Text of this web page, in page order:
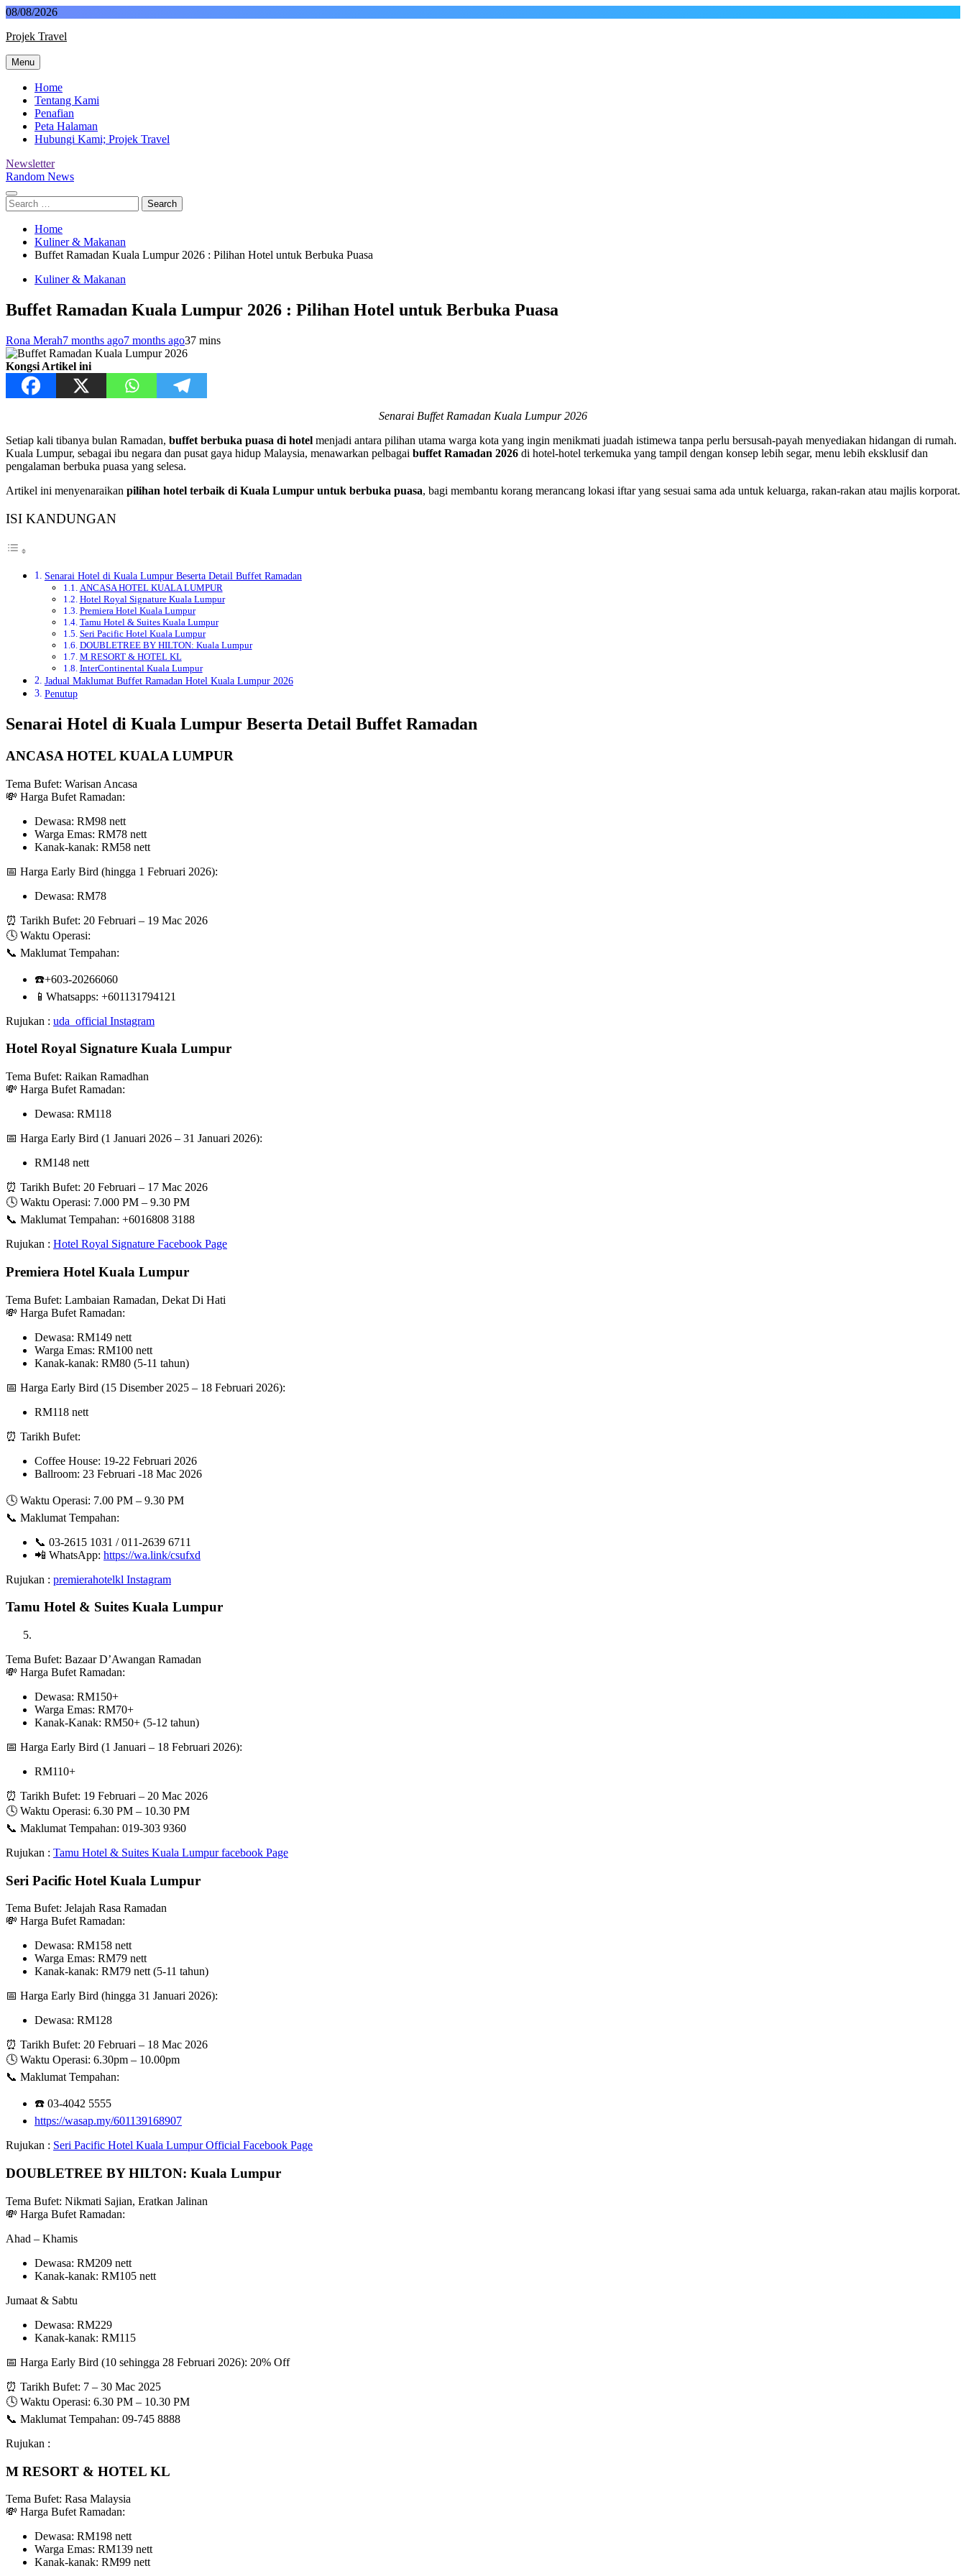
Skip
content
08/08/2026
Projek Travel
Malaysia Travel Portal
Menu
Home
Tentang Kami
Penafian
Peta Halaman
Hubungi Kami; Projek Travel
Newsletter
Random News
Search
for:
Home
Kuliner & Makanan
Buffet Ramadan Kuala Lumpur 2026 : Pilihan Hotel untuk Berbuka Puasa
Kuliner & Makanan
Buffet Ramadan Kuala Lumpur 2026 : Pilihan Hotel untuk Berbuka Puasa
Rona Merah7 months ago7 months ago37 mins
Kongsi Artikel ini
Senarai Buffet Ramadan Kuala Lumpur 2026
Setiap kali tibanya bulan Ramadan, buffet berbuka puasa di hotel menjadi antara pilihan utama warga kota yang ingin menikmati juadah istimewa tanpa perlu bersusah-payah menyediakan hidangan di rumah.
Kuala Lumpur, sebagai ibu negara dan pusat gaya hidup Malaysia, menawarkan pelbagai buffet Ramadan 2026 di hotel-hotel terkemuka yang tampil dengan konsep lebih segar, menu lebih eksklusif dan
pengalaman berbuka puasa yang selesa.
Artikel ini menyenaraikan pilihan hotel terbaik di Kuala Lumpur untuk berbuka puasa, bagi membantu korang merancang lokasi iftar yang sesuai sama ada untuk keluarga, rakan-rakan atau majlis korporat.
ISI KANDUNGAN
Senarai Hotel di Kuala Lumpur Beserta Detail Buffet Ramadan
ANCASA HOTEL KUALA LUMPUR
Hotel Royal Signature Kuala Lumpur
Premiera Hotel Kuala Lumpur
Tamu Hotel & Suites Kuala Lumpur
Seri Pacific Hotel Kuala Lumpur
DOUBLETREE BY HILTON: Kuala Lumpur
M RESORT & HOTEL KL
InterContinental Kuala Lumpur
Jadual Maklumat Buffet Ramadan Hotel Kuala Lumpur 2026
Penutup
Senarai Hotel di Kuala Lumpur Beserta Detail Buffet Ramadan
ANCASA HOTEL KUALA LUMPUR
Tema Bufet: Warisan Ancasa
💸 Harga Bufet Ramadan:
Dewasa: RM98 nett
Warga Emas: RM78 nett
Kanak-kanak: RM58 nett
📅 Harga Early Bird (hingga 1 Februari 2026):
Dewasa: RM78
⏰ Tarikh Bufet: 20 Februari – 19 Mac 2026
🕓 Waktu Operasi:
📞 Maklumat Tempahan:
☎️+603-20266060
📱Whatsapps: +601131794121
Rujukan : uda_official Instagram
Hotel Royal Signature Kuala Lumpur
Tema Bufet: Raikan Ramadhan
💸 Harga Bufet Ramadan:
Dewasa: RM118
📅 Harga Early Bird (1 Januari 2026 – 31 Januari 2026):
RM148 nett
⏰ Tarikh Bufet: 20 Februari – 17 Mac 2026
🕓 Waktu Operasi: 7.000 PM – 9.30 PM
📞 Maklumat Tempahan: +6016808 3188
Rujukan : Hotel Royal Signature Facebook Page
Premiera Hotel Kuala Lumpur
Tema Bufet: Lambaian Ramadan, Dekat Di Hati
💸 Harga Bufet Ramadan:
Dewasa: RM149 nett
Warga Emas: RM100 nett
Kanak-kanak: RM80 (5-11 tahun)
📅 Harga Early Bird (15 Disember 2025 – 18 Februari 2026):
RM118 nett
⏰ Tarikh Bufet:
Coffee House: 19-22 Februari 2026
Ballroom: 23 Februari -18 Mac 2026
🕓 Waktu Operasi: 7.00 PM – 9.30 PM
📞 Maklumat Tempahan:
📞 03-2615 1031 / 011-2639 6711
📲 WhatsApp: https://wa.link/csufxd
Rujukan : premierahotelkl Instagram
Tamu Hotel & Suites Kuala Lumpur
Tema Bufet: Bazaar D’Awangan Ramadan
💸 Harga Bufet Ramadan:
Dewasa: RM150+
Warga Emas: RM70+
Kanak-Kanak: RM50+ (5-12 tahun)
📅 Harga Early Bird (1 Januari – 18 Februari 2026):
RM110+
⏰ Tarikh Bufet: 19 Februari – 20 Mac 2026
🕓 Waktu Operasi: 6.30 PM – 10.30 PM
📞 Maklumat Tempahan: 019-303 9360
Rujukan : Tamu Hotel & Suites Kuala Lumpur facebook Page
Seri Pacific Hotel Kuala Lumpur
Tema Bufet: Jelajah Rasa Ramadan
💸 Harga Bufet Ramadan:
Dewasa: RM158 nett
Warga Emas: RM79 nett
Kanak-kanak: RM79 nett (5-11 tahun)
📅 Harga Early Bird (hingga 31 Januari 2026):
Dewasa: RM128
⏰ Tarikh Bufet: 20 Februari – 18 Mac 2026
🕓 Waktu Operasi: 6.30pm – 10.00pm
📞 Maklumat Tempahan:
☎️ 03-4042 5555
https://wasap.my/601139168907
Rujukan : Seri Pacific Hotel Kuala Lumpur Official Facebook Page
DOUBLETREE BY HILTON: Kuala Lumpur
Tema Bufet: Nikmati Sajian, Eratkan Jalinan
💸 Harga Bufet Ramadan:
Ahad – Khamis
Dewasa: RM209 nett
Kanak-kanak: RM105 nett
Jumaat & Sabtu
Dewasa: RM229
Kanak-kanak: RM115
📅 Harga Early Bird (10 sehingga 28 Februari 2026): 20% Off
⏰ Tarikh Bufet: 7 – 30 Mac 2025
🕓 Waktu Operasi: 6.30 PM – 10.30 PM
📞 Maklumat Tempahan: 09-745 8888
Rujukan :
M RESORT & HOTEL KL
Tema Bufet: Rasa Malaysia
💸 Harga Bufet Ramadan:
Dewasa: RM198 nett
Warga Emas: RM139 nett
Kanak-kanak: RM99 nett